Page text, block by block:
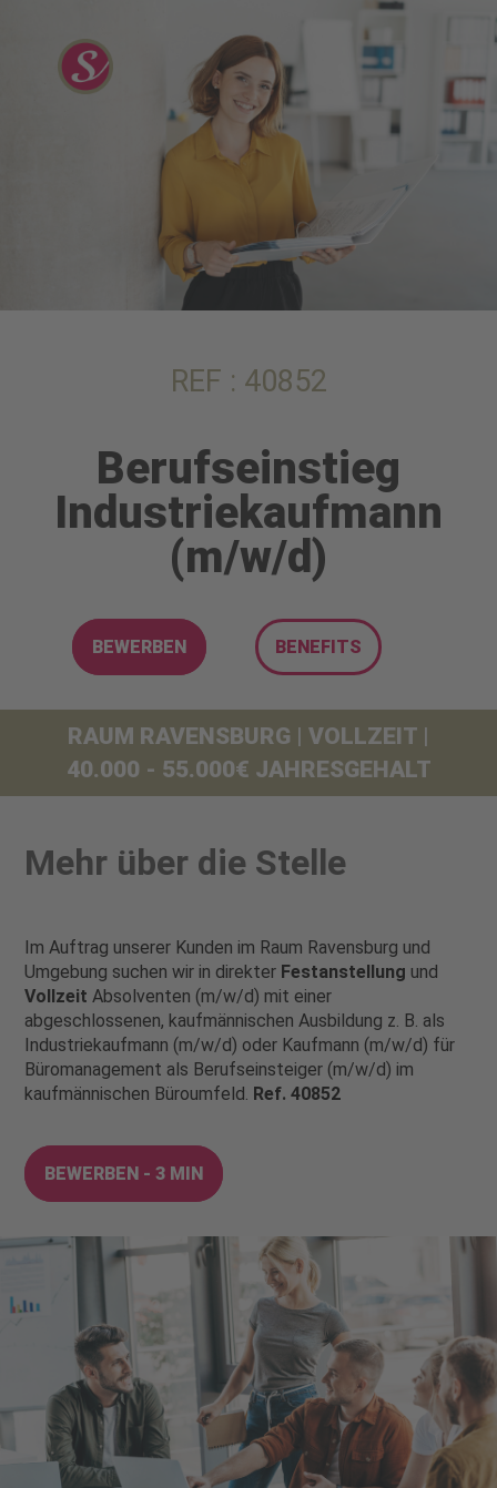
REF : 40852
Berufseinstieg
Industriekaufmann
(m/w/d)
BEWERBEN BENEFITS
RAUM RAVENSBURG | VOLLZEIT |
40.000 - 55.000€ JAHRESGEHALT
Mehr über die Stelle
Im Auftrag unserer Kunden im Raum Ravensburg und
Umgebung suchen wir in direkter Festanstellung und
Vollzeit Absolventen (m/w/d) mit einer
abgeschlossenen, kaufmännischen Ausbildung z. B. als
Industriekaufmann (m/w/d) oder Kaufmann (m/w/d) für
Büromanagement als Berufseinsteiger (m/w/d) im
kaufmännischen Büroumfeld. Ref. 40852
BEWERBEN - 3 MIN